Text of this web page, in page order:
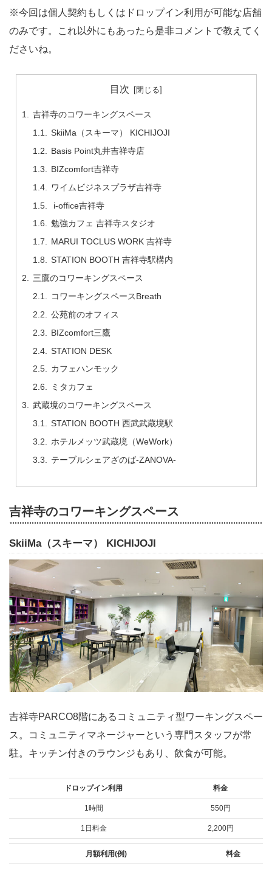
※今回は個人契約もしくはドロップイン利用が可能な店舗
のみです。これ以外にもあったら是非コメントで教えてく
ださいね。
目次
吉祥寺のコワーキングスペース
SkiiMa（スキーマ） KICHIJOJI
Basis Point丸井吉祥寺店
BIZcomfort吉祥寺
ワイムビジネスプラザ吉祥寺
i-office吉祥寺
勉強カフェ 吉祥寺スタジオ
MARUI TOCLUS WORK 吉祥寺
STATION BOOTH 吉祥寺駅構内
三鷹のコワーキングスペース
コワーキングスペースBreath
公苑前のオフィス
BIZcomfort三鷹
STATION DESK
カフェハンモック
ミタカフェ
武蔵境のコワーキングスペース
STATION BOOTH 西武武蔵境駅
ホテルメッツ武蔵境（WeWork）
テーブルシェアざのば-ZANOVA-
吉祥寺のコワーキングスペース
SkiiMa（スキーマ） KICHIJOJI
吉祥寺PARCO8階にあるコミュニティ型ワーキングスペー
ス。コミュニティマネージャーという専門スタッフが常
駐。キッチン付きのラウンジもあり、飲食が可能。
ドロップイン利用 料金
1時間 550円
1日料金 2,200円
月額利用(例) 料金